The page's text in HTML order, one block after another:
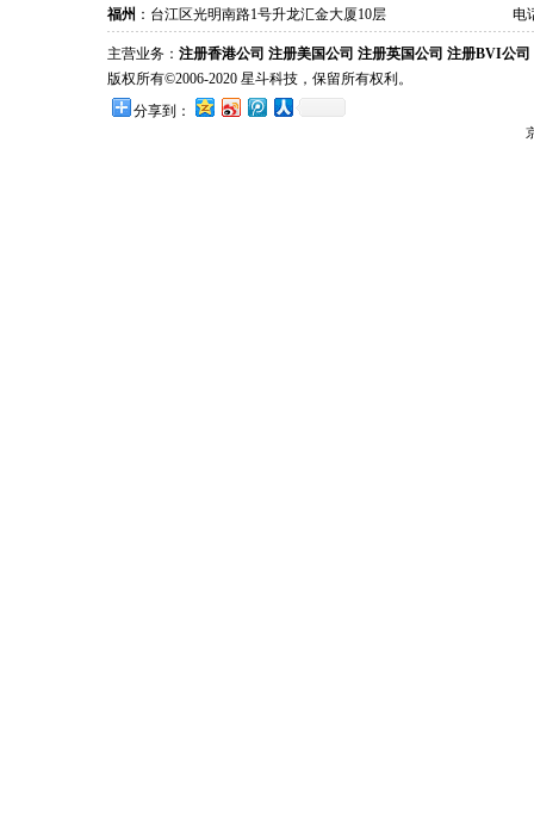
福州 ：台江区光明南路1号升龙汇金大厦10层 电
主营业务： 注册香港公司 注册美国公司 注册英国公司 注册BVI公司
版权所有©2006-2020 星斗科技，保留所有权利。
分享到：